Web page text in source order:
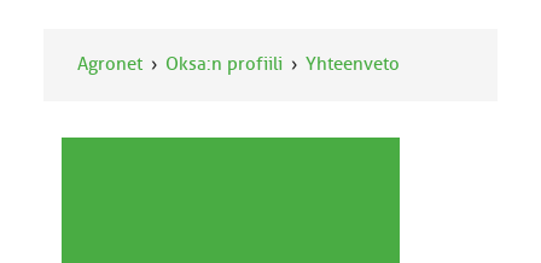
Agronet Oksa:n profiili Yhteenveto